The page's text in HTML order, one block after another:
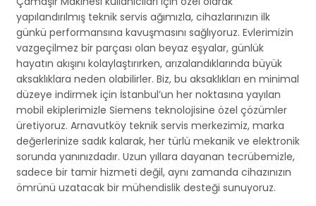
yapılandırılmış teknik servis ağımızla, cihazlarınızın ilk
günkü performansına kavuşmasını sağlıyoruz. Evlerimizin
vazgeçilmez bir parçası olan beyaz eşyalar, günlük
hayatın akışını kolaylaştırırken, arızalandıklarında büyük
aksaklıklara neden olabilirler. Biz, bu aksaklıkları en minimal
düzeye indirmek için İstanbul’un her noktasına yayılan
mobil ekiplerimizle Siemens teknolojisine özel çözümler
üretiyoruz. Arnavutköy teknik servis merkezimiz, marka
değerlerinize sadık kalarak, her türlü mekanik ve elektronik
sorunda yanınızdadır. Uzun yıllara dayanan tecrübemizle,
sadece bir tamir hizmeti değil, aynı zamanda cihazınızın
ömrünü uzatacak bir mühendislik desteği sunuyoruz.